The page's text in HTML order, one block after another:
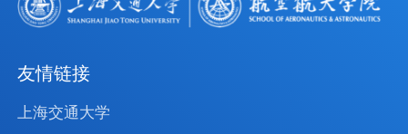
友情链接
上海交通大学